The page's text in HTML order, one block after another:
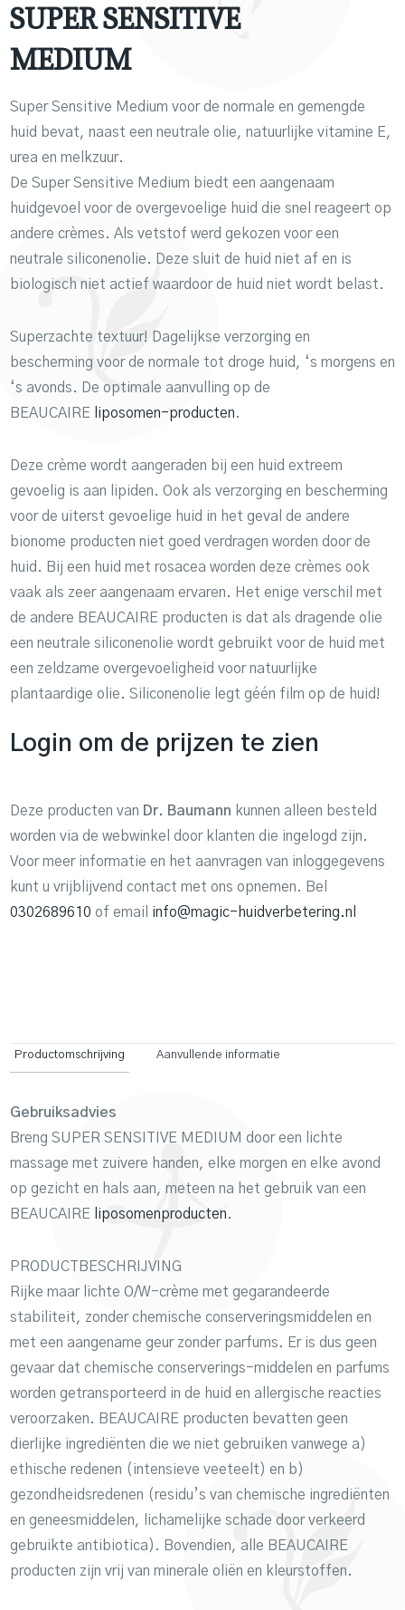
SUPER SENSITIVE
MEDIUM
Super Sensitive Medium voor de normale en gemengde
huid bevat, naast een neutrale olie, natuurlijke vitamine E,
urea en melkzuur.
De Super Sensitive Medium biedt een aangenaam
huidgevoel voor de overgevoelige huid die snel reageert op
andere crèmes. Als vetstof werd gekozen voor een
neutrale siliconenolie. Deze sluit de huid niet af en is
biologisch niet actief waardoor de huid niet wordt belast.
Superzachte textuur! Dagelijkse verzorging en
bescherming voor de normale tot droge huid, ‘s morgens en
‘s avonds. De optimale aanvulling op de
BEAUCAIRE
liposomen-producten.
Deze crème wordt aangeraden bij een huid extreem
gevoelig is aan lipiden. Ook als verzorging en bescherming
voor de uiterst gevoelige huid in het geval de andere
bionome producten niet goed verdragen worden door de
huid. Bij een huid met rosacea worden deze crèmes ook
vaak als zeer aangenaam ervaren. Het enige verschil met
de andere BEAUCAIRE producten is dat als dragende olie
een neutrale siliconenolie wordt gebruikt voor de huid met
een zeldzame overgevoeligheid voor natuurlijke
plantaardige olie. Siliconenolie legt géén film op de huid!
Login om de prijzen te zien
Deze producten van Dr. Baumann kunnen alleen besteld
worden via de webwinkel door klanten die ingelogd zijn.
Voor meer informatie en het aanvragen van inloggegevens
kunt u vrijblijvend contact met ons opnemen. Bel
0302689610 of email info@magic-huidverbetering.nl
Productomschrijving Aanvullende informatie
Gebruiksadvies
Breng SUPER SENSITIVE MEDIUM door een lichte
massage met zuivere handen, elke morgen en elke avond
op gezicht en hals aan, meteen na het gebruik van een
BEAUCAIRE
liposomenproducten.
PRODUCTBESCHRIJVING
Rijke maar lichte O/W-crème met gegarandeerde
stabiliteit, zonder chemische conserveringsmiddelen en
met een aangename geur zonder parfums. Er is dus geen
gevaar dat chemische conserverings-middelen en parfums
worden getransporteerd in de huid en allergische reacties
veroorzaken. BEAUCAIRE producten bevatten geen
dierlijke ingrediënten die we niet gebruiken vanwege a)
ethische redenen (intensieve veeteelt) en b)
gezondheidsredenen (residu’s van chemische ingrediënten
en geneesmiddelen, lichamelijke schade door verkeerd
gebruikte antibiotica). Bovendien, alle BEAUCAIRE
producten zijn vrij van minerale oliën en kleurstoffen.